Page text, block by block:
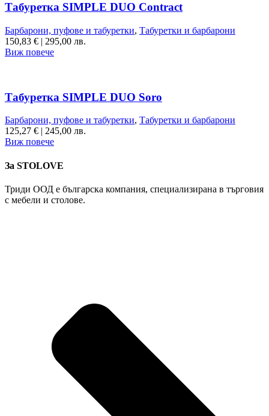
Табуретка SIMPLE DUO Contract
Барбарони, пуфове и табуретки, Табуретки и барбарони
150,83 € | 295,00 лв.
Виж повече
Табуретка SIMPLE DUO Soro
Барбарони, пуфове и табуретки, Табуретки и барбарони
125,27 € | 245,00 лв.
Виж повече
За STOLOVE
Триди ООД е българска компания, специализирана в търговия
с мебели и столове.